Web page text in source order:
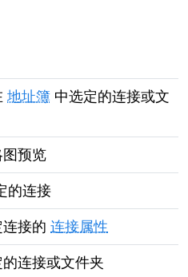
地址簿 中选定的连接或文
预览
的连接
接的 连接属性
连接或文件夹